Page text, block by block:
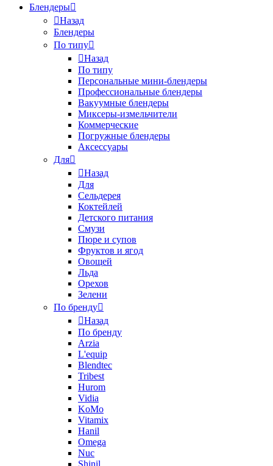
Блендеры
Назад
Блендеры
По типу
Назад
По типу
Персональные мини-блендеры
Профессиональные блендеры
Вакуумные блендеры
Миксеры-измельчители
Коммерческие
Погружные блендеры
Аксессуары
Для
Назад
Для
Сельдерея
Коктейлей
Детского питания
Смузи
Пюре и супов
Фруктов и ягод
Овощей
Льда
Орехов
Зелени
По бренду
Назад
По бренду
Arzia
L'equip
Blendtec
Tribest
Hurom
Vidia
KoMo
Vitamix
Hanil
Omega
Nuc
Shinil